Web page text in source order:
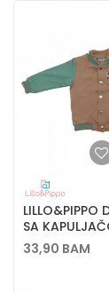
LILLO&PIPPO
SA
DEČACI
33,90 BAM